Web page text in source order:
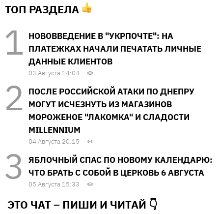
ТОП РАЗДЕЛА
НОВОВВЕДЕНИЕ В "УКРПОЧТЕ": НА
ПЛАТЕЖКАХ НАЧАЛИ ПЕЧАТАТЬ ЛИЧНЫЕ
ДАННЫЕ КЛИЕНТОВ
03 Августа 14:04
ПОСЛЕ РОССИЙСКОЙ АТАКИ ПО ДНЕПРУ
МОГУТ ИСЧЕЗНУТЬ ИЗ МАГАЗИНОВ
МОРОЖЕНОЕ "ЛАКОМКА" И СЛАДОСТИ
MILLENNIUM
04 Августа 20:15
ЯБЛОЧНЫЙ СПАС ПО НОВОМУ КАЛЕНДАРЮ:
ЧТО БРАТЬ С СОБОЙ В ЦЕРКОВЬ 6 АВГУСТА
05 Августа 15:33
ЭТО ЧАТ – ПИШИ И ЧИТАЙ 👇